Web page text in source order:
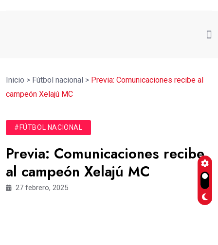
Inicio > Fútbol nacional > Previa: Comunicaciones recibe al
campeón Xelajú MC
#FÚTBOL NACIONAL
Previa: Comunicaciones recibe
al campeón Xelajú MC
27 febrero, 2025